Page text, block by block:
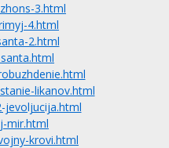
3.html
4.html
2.html
likanov.html
jevoljucija.html
mir.html
krovi.html